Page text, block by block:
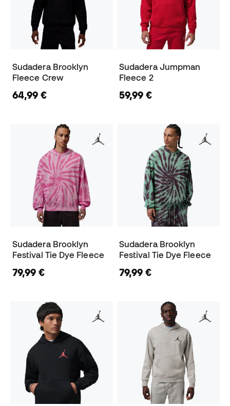
Sudadera Brooklyn
Fleece Crew
64,99 €
Sudadera Jumpman
Fleece 2
59,99 €
Sudadera Brooklyn
Festival Tie Dye Fleece
79,99 €
Sudadera Brooklyn
Festival Tie Dye Fleece
79,99 €